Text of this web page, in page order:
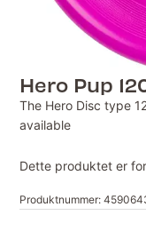
Hero Pup
The Hero Disc type
available
Dette produktet er
Produktnummer: